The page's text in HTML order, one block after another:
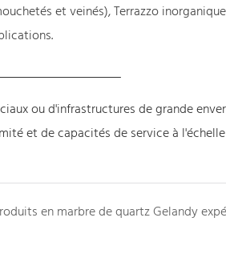
et veinés), Terrazzo
ou d'infrastructures de grande
et de capacités de service à